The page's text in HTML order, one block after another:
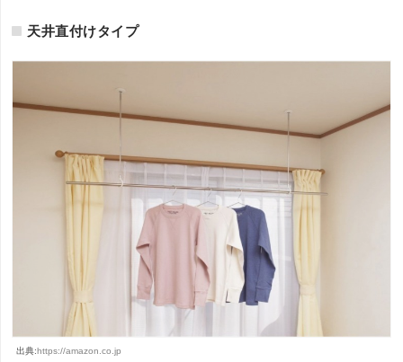
天井直付けタイプ
出典:https://amazon.co.jp